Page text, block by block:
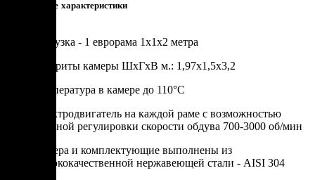
Технические характеристики
Загрузка - 1 еврорама 1х1х2 метра
Габариты камеры ШхГхВ м.: 1,97х1,5х3,2
Tемпература в камере до 110°C
Электродвигатель на каждой раме с возможностью
плавной регулировки скорости обдува 700-3000 об/мин
Камера и комплектующие выполнены из
высококачественной нержавеющей стали - AISI 304